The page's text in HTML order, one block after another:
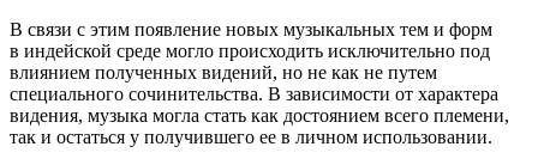
В связи с этим появление новых музыкальных тем и форм
в индейской среде могло происходить исключительно под
влиянием полученных видений, но не как не путем
специального сочинительства. В зависимости от характера
видения, музыка могла стать как достоянием всего племени,
так и остаться у получившего ее в личном использовании.